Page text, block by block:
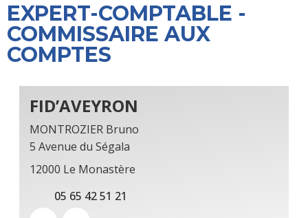
EXPERT-COMPTABLE -
COMMISSAIRE AUX
COMPTES
FID’AVEYRON
MONTROZIER Bruno
5 Avenue du Ségala
12000 Le Monastère
05 65 42 51 21